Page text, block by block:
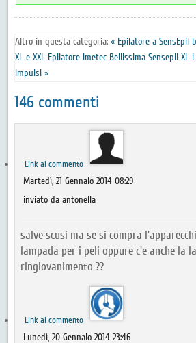
Altro in questa categoria: « Epilatore a SensEpil
XL e XXL Epilatore Imetec Bellissima Sensepil XL
impulsi »
146 commenti
Link al commento
Martedì, 21 Gennaio 2014 08:29
inviato da antonella
salve scusi ma se si compra
lampada per i peli oppure c'e anche la
ringiovanimento ??
Link al commento
Lunedì, 20 Gennaio 2014 23:46